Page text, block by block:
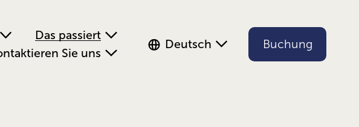
Das passiert
Sie uns
Deutsch Buchung